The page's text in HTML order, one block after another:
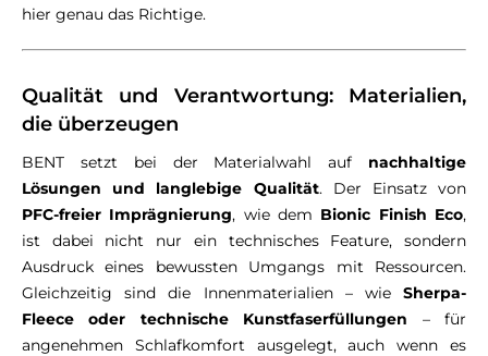
hier genau das Richtige.
Qualität und Verantwortung: Materialien,
die überzeugen
BENT setzt bei der Materialwahl auf nachhaltige
Lösungen und langlebige Qualität. Der Einsatz von
PFC-freier Imprägnierung, wie dem Bionic Finish Eco,
ist dabei nicht nur ein technisches Feature, sondern
Ausdruck eines bewussten Umgangs mit Ressourcen.
Gleichzeitig sind die Innenmaterialien – wie Sherpa-
Fleece oder technische Kunstfaserfüllungen – für
angenehmen Schlafkomfort ausgelegt, auch wenn es